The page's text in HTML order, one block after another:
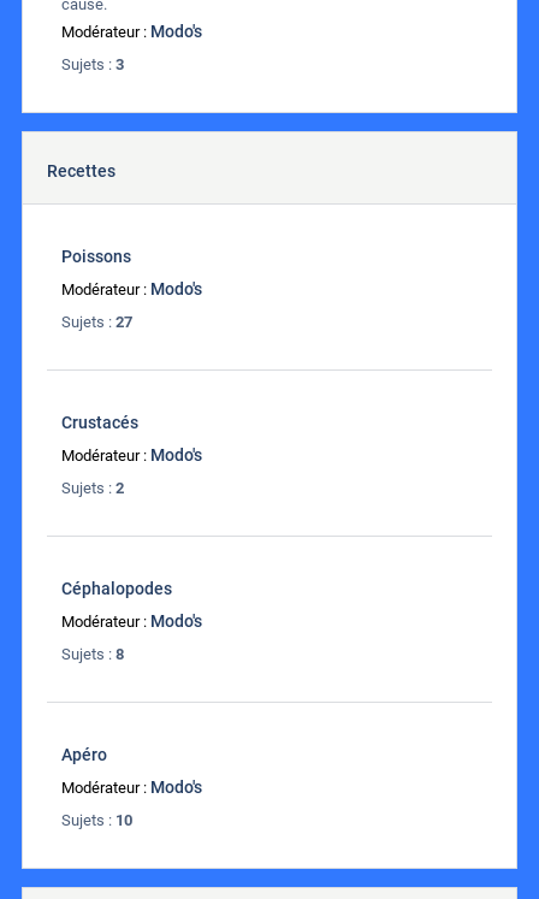
cause.
Modérateur : Modo's
Sujets : 3
Recettes
Poissons
Modérateur : Modo's
Sujets : 27
Crustacés
Modérateur : Modo's
Sujets : 2
Céphalopodes
Modérateur : Modo's
Sujets : 8
Apéro
Modérateur : Modo's
Sujets : 10